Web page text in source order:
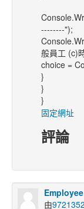
--------");
般員工 (c)
choice =
}
}
}
固定網址
評論
由